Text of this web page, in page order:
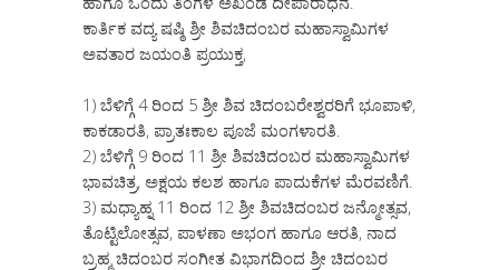
ಕಾರ್ತಿಕ ವದ್ಯ ಷಷ್ಠಿ ಶ್ರೀ ಶಿವಚಿದಂಬರ ಮಹಾಸ್ವಾಮಿಗಳ
ಅವತಾರ ಜಯಂತಿ ಪ್ರಯುಕ್ತ,
1) ಬೆಳಿಗ್ಗೆ 4 ರಿಂದ 5 ಶ್ರೀ ಶಿವ ಚಿದಂಬರೇಶ್ವರರಿಗೆ ಭೂಪಾಳಿ,
ಕಾಕಡಾರತಿ, ಪ್ರಾತಃಕಾಲ ಪೂಜೆ ಮಂಗಳಾರತಿ.
2) ಬೆಳಿಗ್ಗೆ 9 ರಿಂದ 11 ಶ್ರೀ ಶಿವಚಿದಂಬರ ಮಹಾಸ್ವಾಮಿಗಳ
ಭಾವಚಿತ್ರ, ಅಕ್ಷಯ ಕಲಶ ಹಾಗೂ ಪಾದುಕೆಗಳ ಮೆರವಣಿಗೆ.
3) ಮಧ್ಯಾಹ್ನ 11 ರಿಂದ 12 ಶ್ರೀ ಶಿವಚಿದಂಬರ ಜನ್ಮೋತ್ಸವ,
ತೊಟ್ಟಿಲೋತ್ಸವ, ಪಾಳಣಾ ಅಭಂಗ ಹಾಗೂ ಆರತಿ, ನಾದ
ಬ್ರಹ್ಮ ಚಿದಂಬರ ಸಂಗೀತ ವಿಭಾಗದಿಂದ ಶ್ರೀ ಚಿದಂಬರ